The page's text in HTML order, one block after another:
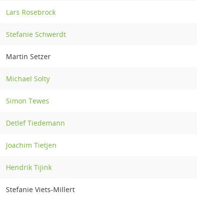
Lars Rosebrock
Stefanie Schwerdt
Martin Setzer
Michael Solty
Simon Tewes
Detlef Tiedemann
Joachim Tietjen
Hendrik Tijink
Stefanie Viets-Millert